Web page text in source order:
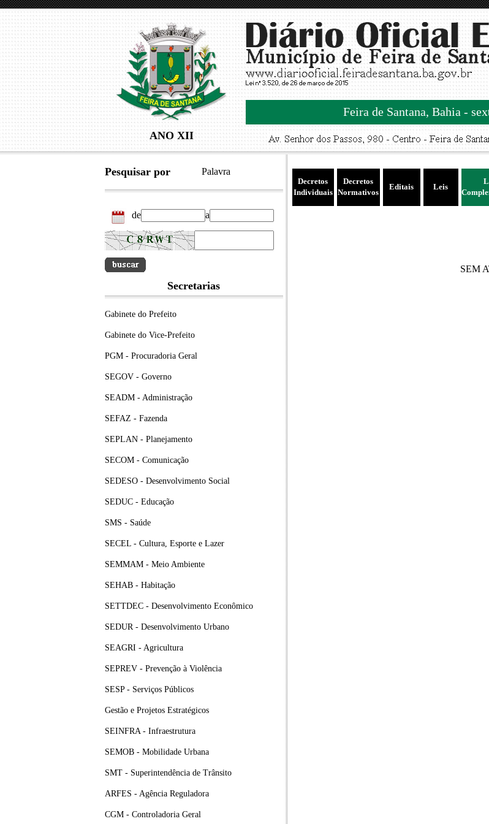
ANO XII
Feira de Santana, Bahia -
Pesquisar por Palavra
de a
Secretarias
Gabinete do Prefeito
Gabinete do Vice-Prefeito
PGM - Procuradoria Geral
SEGOV - Governo
SEADM - Administração
SEFAZ - Fazenda
SEPLAN - Planejamento
SECOM - Comunicação
SEDESO - Desenvolvimento Social
SEDUC - Educação
SMS - Saúde
SECEL - Cultura, Esporte e Lazer
SEMMAM - Meio Ambiente
SEHAB - Habitação
SETTDEC - Desenvolvimento Econômico
SEDUR - Desenvolvimento Urbano
SEAGRI - Agricultura
SEPREV - Prevenção à Violência
SESP - Serviços Públicos
Gestão e Projetos Estratégicos
SEINFRA - Infraestrutura
SEMOB - Mobilidade Urbana
SMT - Superintendência de Trânsito
ARFES - Agência Reguladora
CGM - Controladoria Geral
Decretos
Individuais
Decretos
Normativos
Editais Leis
SEM